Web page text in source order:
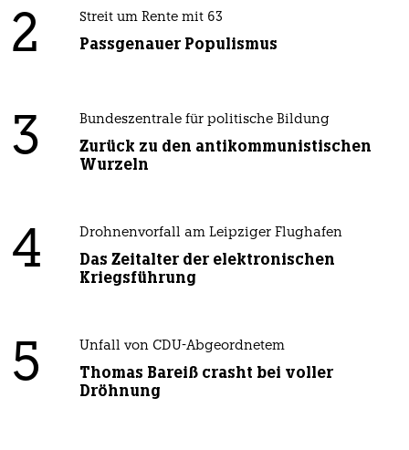
2 Streit um Rente mit 63
Passgenauer Populismus
3 Bundeszentrale für politische Bildung
Zurück zu den antikommunistischen
Wurzeln
4 Drohnenvorfall am Leipziger Flughafen
Das Zeitalter der elektronischen
Kriegsführung
5 Unfall von CDU-Abgeordnetem
Thomas Bareiß crasht bei voller
Dröhnung